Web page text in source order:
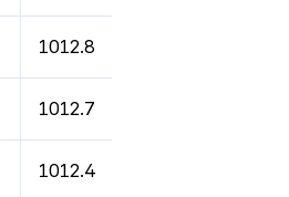
1012.8
1012.7
1012.4